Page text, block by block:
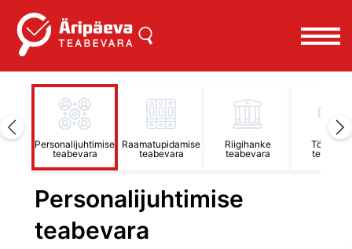
Personalijuhtimise
teabevara
Raamatupidamise
teabevara
Riigihanke
teabevara
Personalijuhtimise
teabevara